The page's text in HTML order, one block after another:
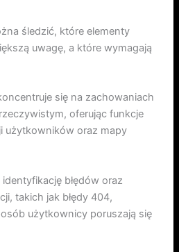
śledzić, które elementy
uwagę, a które wymagają
się na zachowaniach
oferując funkcje
użytkowników oraz mapy
błędów oraz
takich jak błędy 404,
użytkownicy poruszają się